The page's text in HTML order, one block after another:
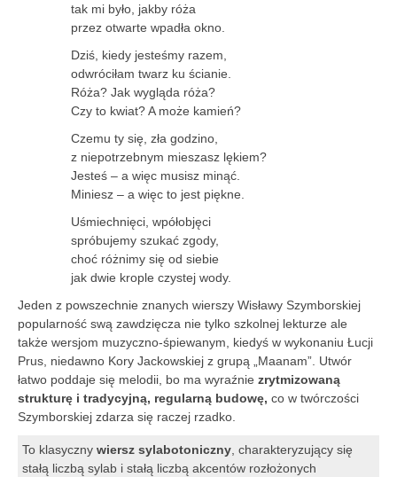
tak mi było, jakby róża
przez otwarte wpadła okno.
Dziś, kiedy jesteśmy razem,
odwróciłam twarz ku ścianie.
Róża? Jak wygląda róża?
Czy to kwiat? A może kamień?
Czemu ty się, zła godzino,
z niepotrzebnym mieszasz lękiem?
Jesteś – a więc musisz minąć.
Miniesz – a więc to jest piękne.
Uśmiechnięci, wpółobjęci
spróbujemy szukać zgody,
choć różnimy się od siebie
jak dwie krople czystej wody.
Jeden z powszechnie znanych wierszy Wisławy Szymborskiej
popularność swą zawdzięcza nie tylko szkolnej lekturze ale
także wersjom muzyczno-śpiewanym, kiedyś w wykonaniu Łucji
Prus, niedawno Kory Jackowskiej z grupą „Maanam”. Utwór
łatwo poddaje się melodii, bo ma wyraźnie zrytmizowaną
strukturę i tradycyjną, regularną budowę, co w twórczości
Szymborskiej zdarza się raczej rzadko.
To klasyczny wiersz sylabotoniczny , charakteryzujący się
stałą liczbą sylab i stałą liczbą akcentów rozłożonych